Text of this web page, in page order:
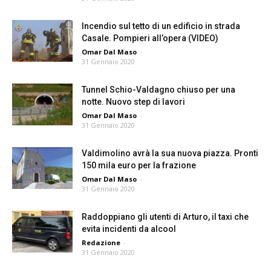
Incendio sul tetto di un edificio in strada
Casale. Pompieri all’opera (VIDEO)
Omar Dal Maso -
31 Gennaio 2020
Tunnel Schio-Valdagno chiuso per una
notte. Nuovo step di lavori
Omar Dal Maso -
31 Gennaio 2020
Valdimolino avrà la sua nuova piazza. Pronti
150 mila euro per la frazione
Omar Dal Maso -
31 Gennaio 2020
Raddoppiano gli utenti di Arturo, il taxi che
evita incidenti da alcool
Redazione -
31 Gennaio 2020